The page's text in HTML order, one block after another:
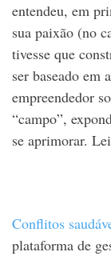
entendeu, em
sua paixão (no
tivesse que
ser baseado em
empreendedor
“campo”,
se aprimorar.
Conflitos
plataforma de